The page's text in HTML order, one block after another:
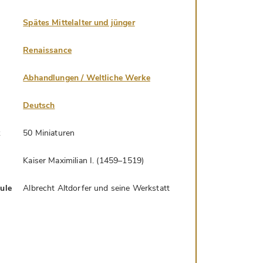
Spätes Mittelalter und jünger
Renaissance
Abhandlungen / Weltliche Werke
Deutsch
50 Miniaturen
Kaiser Maximilian I. (1459–1519)
Albrecht Altdorfer und seine Werkstatt